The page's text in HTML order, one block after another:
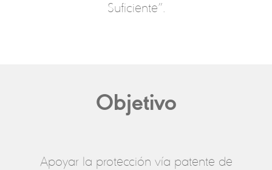
Suficiente”.
Objetivo
Apoyar la protección vía patente de